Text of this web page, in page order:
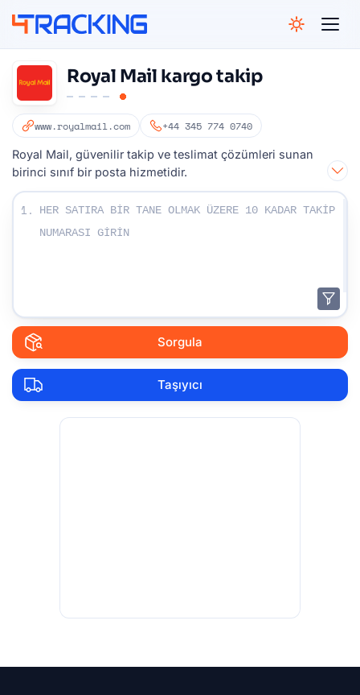
Royal Mail kargo takip
www.royalmail.com +44 345 774 0740
Royal Mail, güvenilir takip ve teslimat çözümleri sunan
birinci sınıf bir posta hizmetidir.
Takip numaralarınızı girin:
1.
Sorgula
Taşıyıcı